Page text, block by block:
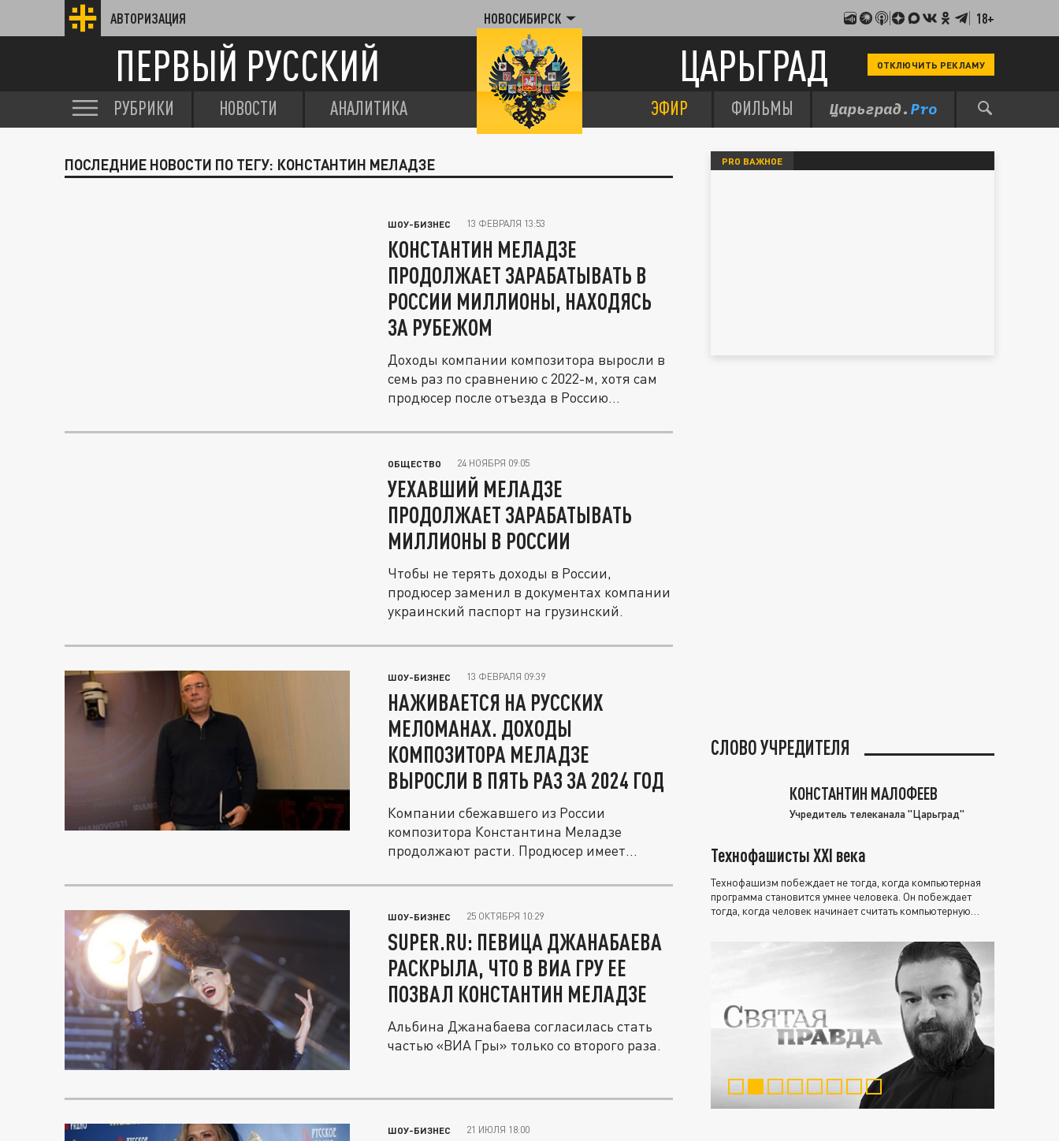
АВТОРИЗАЦИЯ НОВОСИБИРСК 18+
ПЕРВЫЙ РУССКИЙ ЦАРЬГРАД ОТКЛЮЧИТЬ РЕКЛАМУ
РУБРИКИ НОВОСТИ АНАЛИТИКА ЭФИР ФИЛЬМЫ
ПОСЛЕДНИЕ НОВОСТИ ПО ТЕГУ: КОНСТАНТИН МЕЛАДЗЕ
ШОУ-БИЗНЕС 13 ФЕВРАЛЯ 13:53
КОНСТАНТИН МЕЛАДЗЕ
ПРОДОЛЖАЕТ ЗАРАБАТЫВАТЬ В
РОССИИ МИЛЛИОНЫ, НАХОДЯСЬ
ЗА РУБЕЖОМ
Доходы компании композитора выросли в
семь раз по сравнению с 2022-м, хотя сам
продюсер после отъезда в Россию...
ОБЩЕСТВО 24 НОЯБРЯ 09:05
УЕХАВШИЙ МЕЛАДЗЕ
ПРОДОЛЖАЕТ ЗАРАБАТЫВАТЬ
МИЛЛИОНЫ В РОССИИ
Чтобы не терять доходы в России,
продюсер заменил в документах компании
украинский паспорт на грузинский.
ШОУ-БИЗНЕС 13 ФЕВРАЛЯ 09:39
НАЖИВАЕТСЯ НА РУССКИХ
МЕЛОМАНАХ. ДОХОДЫ
КОМПОЗИТОРА МЕЛАДЗЕ
ВЫРОСЛИ В ПЯТЬ РАЗ ЗА 2024 ГОД
Компании сбежавшего из России
композитора Константина Меладзе
продолжают расти. Продюсер имеет
ШОУ-БИЗНЕС 25 ОКТЯБРЯ 10:29
SUPER.RU: ПЕВИЦА ДЖАНАБАЕВА
РАСКРЫЛА, ЧТО В ВИА ГРУ ЕЕ
ПОЗВАЛ КОНСТАНТИН МЕЛАДЗЕ
Альбина Джанабаева согласилась стать
частью «ВИА Гры» только со второго раза.
ШОУ-БИЗНЕС 21 ИЮЛЯ 18:00
PRO ВАЖНОЕ
СЛОВО УЧРЕДИТЕЛЯ
КОНСТАНТИН МАЛОФЕЕВ
Учредитель телеканала "Царьград"
Технофашисты XXI века
Технофашизм побеждает не тогда, когда компьютерная
программа становится умнее человека. Он побеждает
тогда, когда человек начинает считать компьютерную